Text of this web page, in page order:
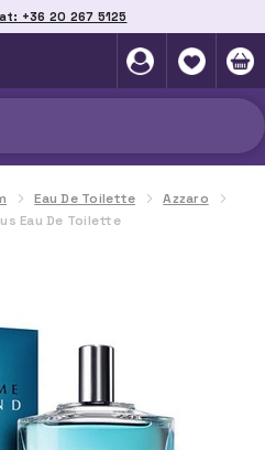
+36 20 267 5125
Eau De Toilette
Azzaro
Eau De Toilette